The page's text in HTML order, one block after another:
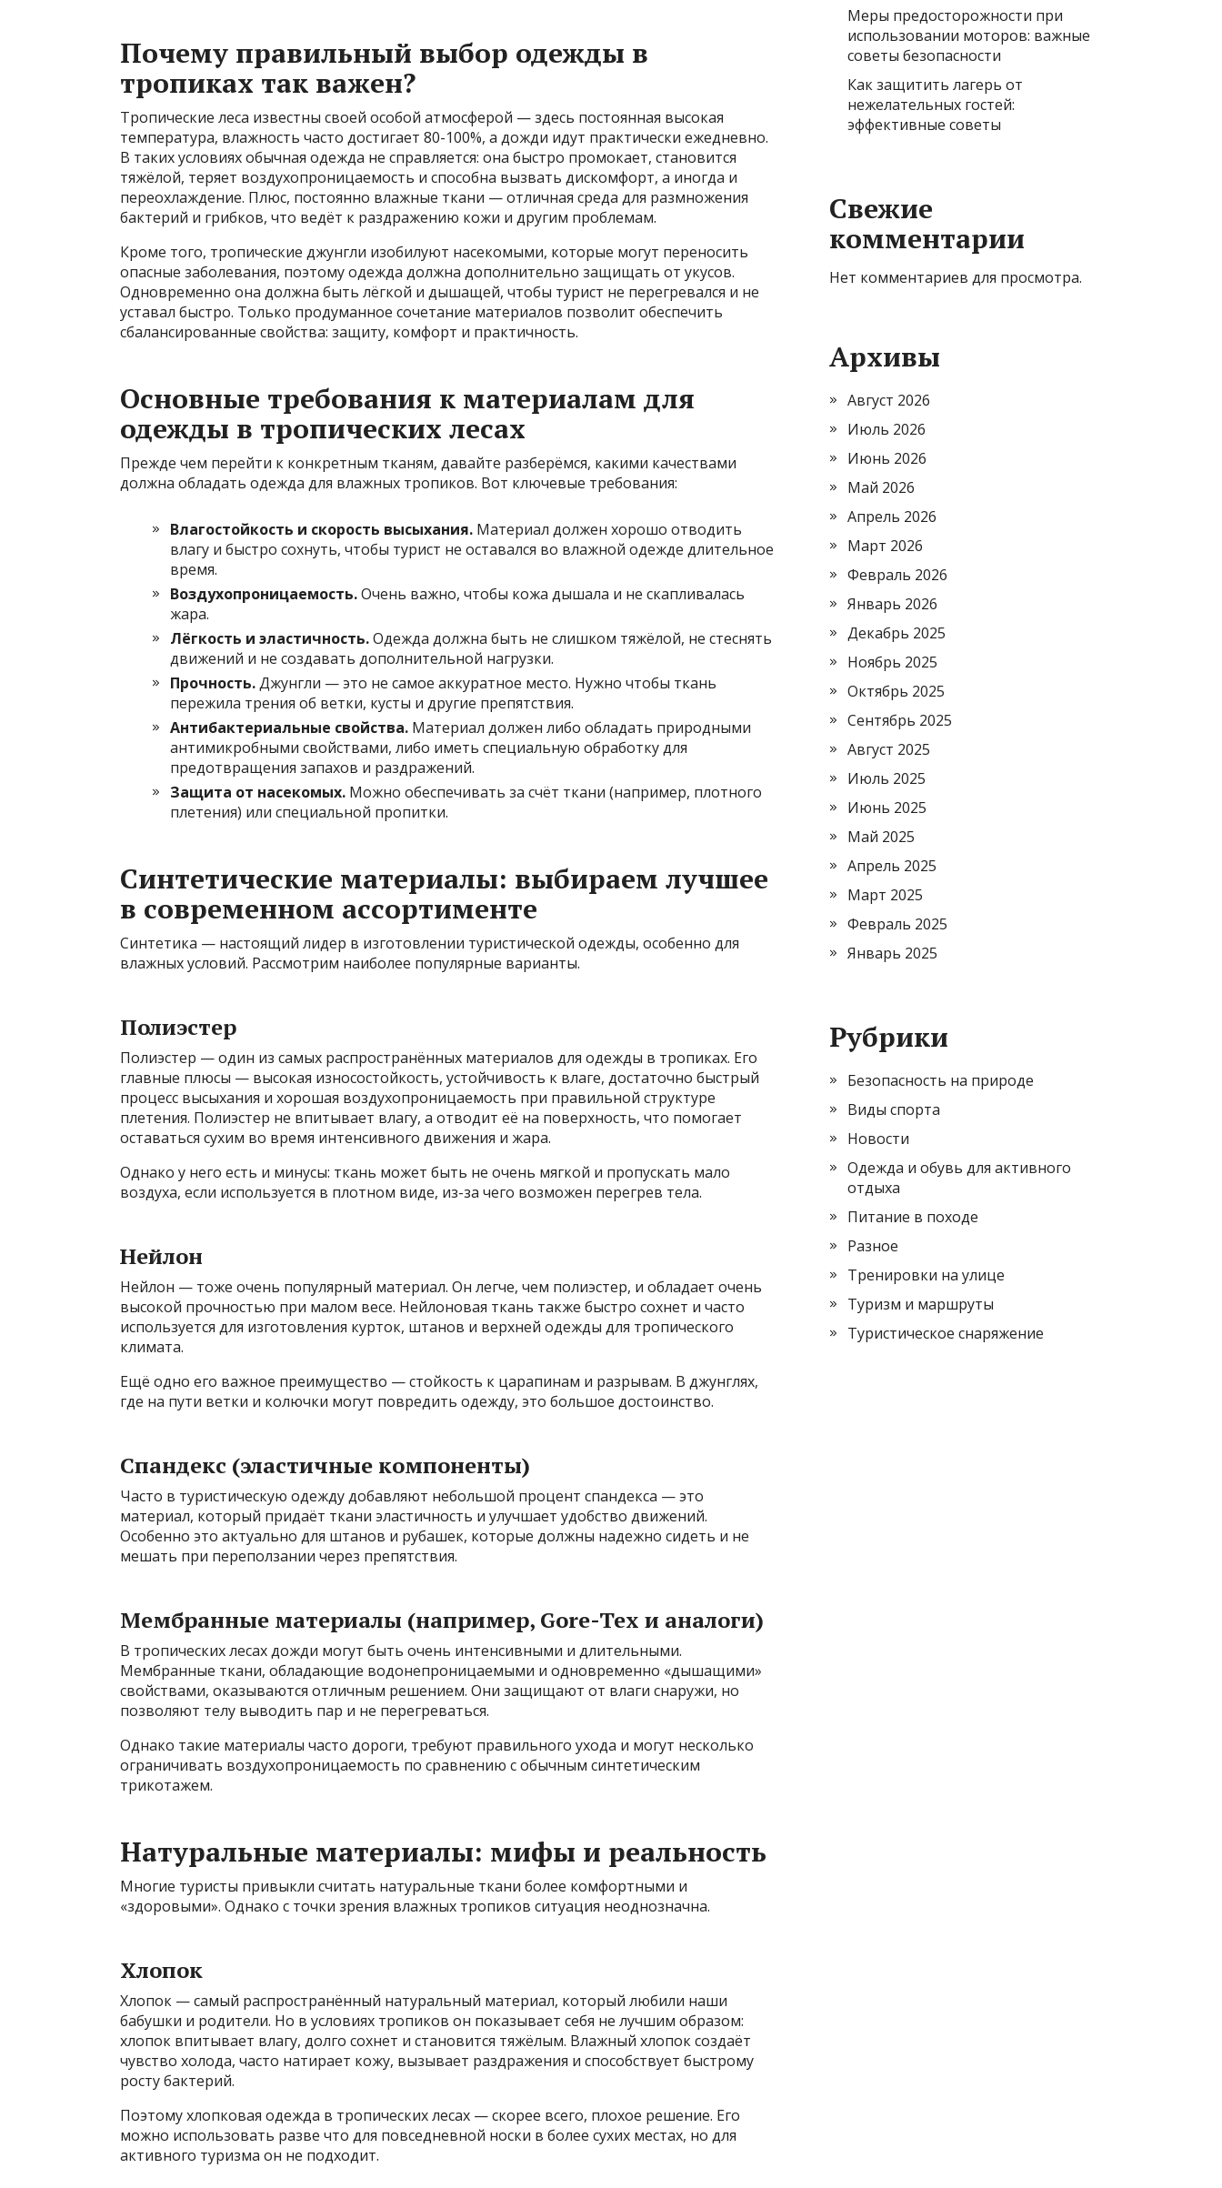
Почему правильный выбор одежды в
тропиках так важен?
Тропические леса известны своей особой атмосферой — здесь постоянная высокая
температура, влажность часто достигает 80-100%, а дожди идут практически ежедневно.
В таких условиях обычная одежда не справляется: она быстро промокает, становится
тяжёлой, теряет воздухопроницаемость и способна вызвать дискомфорт, а иногда и
переохлаждение. Плюс, постоянно влажные ткани — отличная среда для размножения
бактерий и грибков, что ведёт к раздражению кожи и другим проблемам.
Кроме того, тропические джунгли изобилуют насекомыми, которые могут переносить
опасные заболевания, поэтому одежда должна дополнительно защищать от укусов.
Одновременно она должна быть лёгкой и дышащей, чтобы турист не перегревался и не
уставал быстро. Только продуманное сочетание материалов позволит обеспечить
сбалансированные свойства: защиту, комфорт и практичность.
Основные требования к материалам для
одежды в тропических лесах
Прежде чем перейти к конкретным тканям, давайте разберёмся, какими качествами
должна обладать одежда для влажных тропиков. Вот ключевые требования:
Влагостойкость и скорость высыхания. Материал должен хорошо отводить
влагу и быстро сохнуть, чтобы турист не оставался во влажной одежде длительное
время.
Воздухопроницаемость.Очень важно, чтобы кожа дышала и не скапливалась
жара.
Лёгкость и эластичность.Одежда должна быть не слишком тяжёлой, не стеснять
движений и не создавать дополнительной нагрузки.
Прочность.Джунгли — это не самое аккуратное место. Нужно чтобы ткань
пережила трения об ветки, кусты и другие препятствия.
Антибактериальные свойства. Материал должен либо обладать природными
антимикробными свойствами, либо иметь специальную обработку для
предотвращения запахов и раздражений.
Защита от насекомых. Можно обеспечивать за счёт ткани (например, плотного
плетения) или специальной пропитки.
Синтетические материалы: выбираем лучшее
в современном ассортименте
Синтетика — настоящий лидер в изготовлении туристической одежды, особенно для
влажных условий. Рассмотрим наиболее популярные варианты.
Полиэстер
Полиэстер — один из самых распространённых материалов для одежды в тропиках. Его
главные плюсы — высокая износостойкость, устойчивость к влаге, достаточно быстрый
процесс высыхания и хорошая воздухопроницаемость при правильной структуре
плетения. Полиэстер не впитывает влагу, а отводит её на поверхность, что помогает
оставаться сухим во время интенсивного движения и жара.
Однако у него есть и минусы: ткань может быть не очень мягкой и пропускать мало
воздуха, если используется в плотном виде, из-за чего возможен перегрев тела.
Нейлон
Нейлон — тоже очень популярный материал. Он легче, чем полиэстер, и обладает очень
высокой прочностью при малом весе. Нейлоновая ткань также быстро сохнет и часто
используется для изготовления курток, штанов и верхней одежды для тропического
климата.
Ещё одно его важное преимущество — стойкость к царапинам и разрывам. В джунглях,
где на пути ветки и колючки могут повредить одежду, это большое достоинство.
Спандекс (эластичные компоненты)
Часто в туристическую одежду добавляют небольшой процент спандекса — это
материал, который придаёт ткани эластичность и улучшает удобство движений.
Особенно это актуально для штанов и рубашек, которые должны надежно сидеть и не
мешать при переползании через препятствия.
Мембранные материалы (например, Gore-Tex и аналоги)
В тропических лесах дожди могут быть очень интенсивными и длительными.
Мембранные ткани, обладающие водонепроницаемыми и одновременно «дышащими»
свойствами, оказываются отличным решением. Они защищают от влаги снаружи, но
позволяют телу выводить пар и не перегреваться.
Однако такие материалы часто дороги, требуют правильного ухода и могут несколько
ограничивать воздухопроницаемость по сравнению с обычным синтетическим
трикотажем.
Натуральные материалы: мифы и реальность
Многие туристы привыкли считать натуральные ткани более комфортными и
«здоровыми». Однако с точки зрения влажных тропиков ситуация неоднозначна.
Хлопок
Хлопок — самый распространённый натуральный материал, который любили наши
бабушки и родители. Но в условиях тропиков он показывает себя не лучшим образом:
хлопок впитывает влагу, долго сохнет и становится тяжёлым. Влажный хлопок создаёт
чувство холода, часто натирает кожу, вызывает раздражения и способствует быстрому
росту бактерий.
Поэтому хлопковая одежда в тропических лесах — скорее всего, плохое решение. Его
можно использовать разве что для повседневной носки в более сухих местах, но для
активного туризма он не подходит.
Меры предосторожности при
использовании моторов: важные
советы безопасности
Как защитить лагерь от
нежелательных гостей:
эффективные советы
Свежие
комментарии
Нет комментариев для просмотра.
Архивы
Август 2026
Июль 2026
Июнь 2026
Май 2026
Апрель 2026
Март 2026
Февраль 2026
Январь 2026
Декабрь 2025
Ноябрь 2025
Октябрь 2025
Сентябрь 2025
Август 2025
Июль 2025
Июнь 2025
Май 2025
Апрель 2025
Март 2025
Февраль 2025
Январь 2025
Рубрики
Безопасность на природе
Виды спорта
Новости
Одежда и обувь для активного
отдыха
Питание в походе
Разное
Тренировки на улице
Туризм и маршруты
Туристическое снаряжение